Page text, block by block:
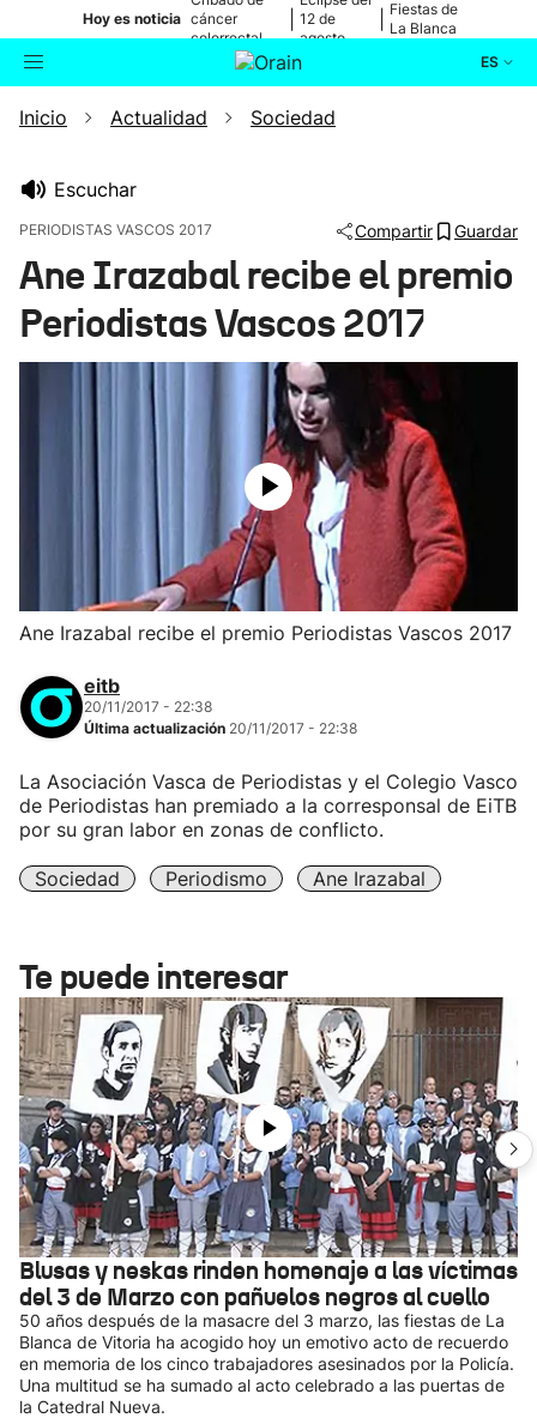
Hoy es noticia cáncer
colorrectal
12 de
agosto
Fiestas de
La Blanca
ES
Buscador Actualidad
Ikusmiran
Eguraldia
Inicio Actualidad Sociedad
Escuchar
PERIODISTAS VASCOS 2017 Compartir Guardar
Ane Irazabal recibe el premio
Periodistas Vascos 2017
Ane Irazabal recibe el premio Periodistas Vascos 2017
eitb
20/11/2017 - 22:38
Última actualización 20/11/2017 - 22:38
La Asociación Vasca de Periodistas y el Colegio Vasco
de Periodistas han premiado a la corresponsal de EiTB
por su gran labor en zonas de conflicto.
Sociedad Periodismo Ane Irazabal
Te puede interesar
Blusas y neskas rinden homenaje a las víctimas
del 3 de Marzo con pañuelos negros al cuello
50 años después de la masacre del 3 marzo, las fiestas de La
Blanca de Vitoria ha acogido hoy un emotivo acto de recuerdo
en memoria de los cinco trabajadores asesinados por la Policía.
Una multitud se ha sumado al acto celebrado a las puertas de
la Catedral Nueva.